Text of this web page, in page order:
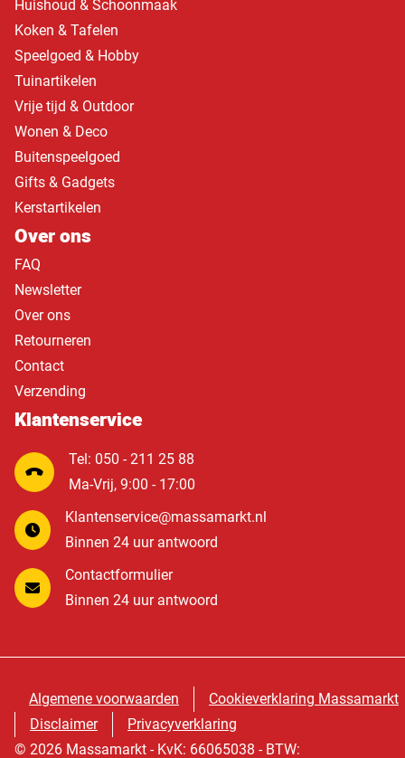
Huishoud & Schoonmaak
Koken & Tafelen
Speelgoed & Hobby
Tuinartikelen
Vrije tijd & Outdoor
Wonen & Deco
Buitenspeelgoed
Gifts & Gadgets
Kerstartikelen
Over ons
FAQ
Newsletter
Over ons
Retourneren
Contact
Verzending
Klantenservice
Tel: 050 - 211 25 88
Ma-Vrij, 9:00 - 17:00
Klantenservice@massamarkt.nl
Binnen 24 uur antwoord
Contactformulier
Binnen 24 uur antwoord
Algemene voorwaarden
Cookieverklaring Massamarkt
Disclaimer
Privacyverklaring
© 2026 Massamarkt - KvK: 66065038 - BTW: